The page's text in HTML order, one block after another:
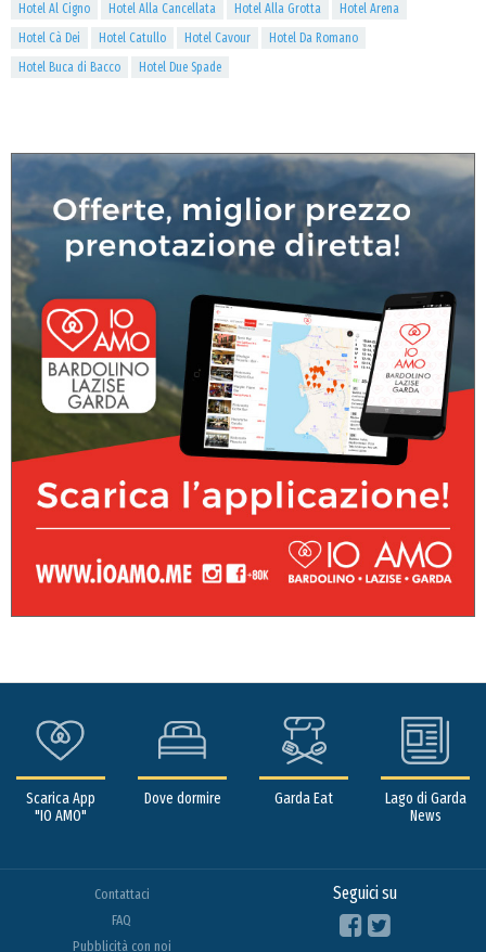
Hotel Al Cigno
Hotel Alla Cancellata Hotel Alla Grotta
Hotel Arena
Hotel Cà Dei
Hotel Catullo Hotel Cavour
Hotel Da Romano
Hotel Buca di Bacco
Hotel Due Spade
Scarica App
"IO AMO"
Dove dormire Garda Eat
Lago di Garda
News
Contattaci
FAQ
Pubblicità con noi
Seguici su